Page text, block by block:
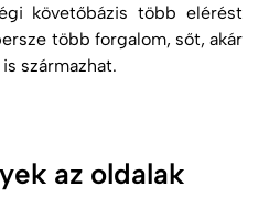
követőbázis több elérést
több forgalom, sőt, akár
is származhat.
az oldalak